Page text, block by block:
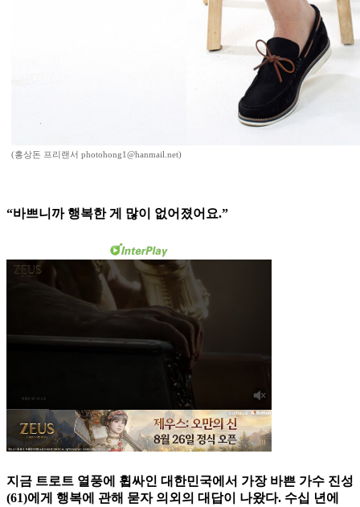
(홍상돈 프리랜서 photohong1@hanmail.net)
“바쁘니까 행복한 게 많이 없어졌어요.”
지금 트로트 열풍에 휩싸인 대한민국에서 가장 바쁜 가수 진성
(61)에게 행복에 관해 묻자 의외의 대답이 나왔다. 수십 년에